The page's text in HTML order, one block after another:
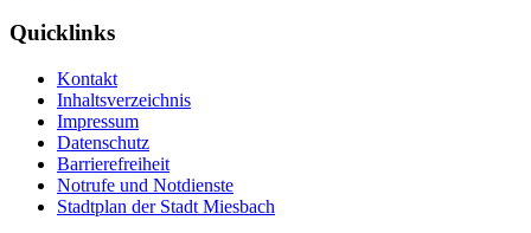
Quicklinks
Kontakt
Inhaltsverzeichnis
Impressum
Datenschutz
Barrierefreiheit
Notrufe und Notdienste
Stadtplan der Stadt Miesbach